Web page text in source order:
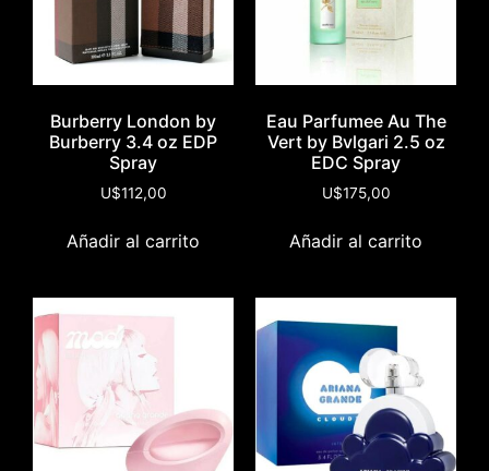
Burberry London by
Burberry 3.4 oz EDP
Spray
U$112,00
Añadir al carrito
Eau Parfumee Au The
Vert by Bvlgari 2.5 oz
EDC Spray
U$175,00
Añadir al carrito